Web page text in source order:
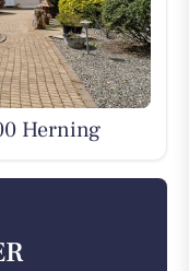
Herning